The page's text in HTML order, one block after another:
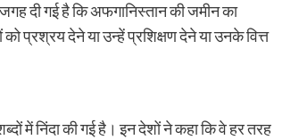
दी गई है कि अफगानिस्तान की जमीन का
प्रश्रय देने या उन्हें प्रशिक्षण देने या उनके वित्त
में निंदा की गई है। इन देशों ने कहा कि वे हर तरह